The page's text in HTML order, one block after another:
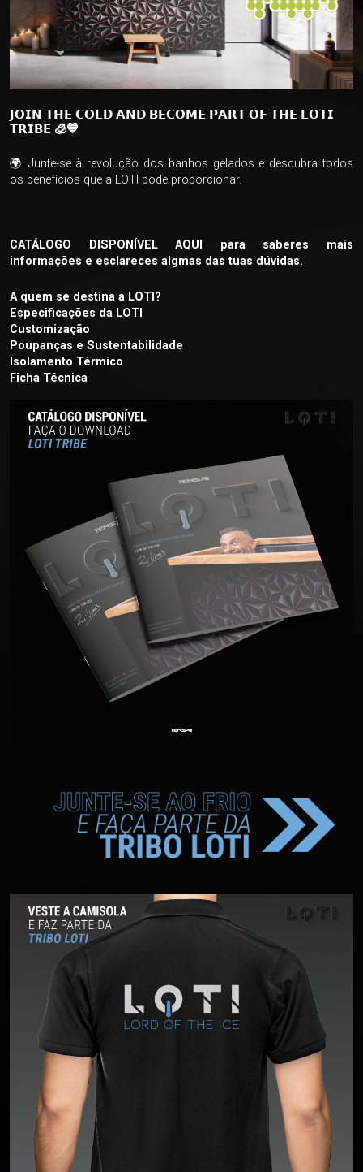
𝗝𝗢𝗜𝗡 𝗧𝗛𝗘 𝗖𝗢𝗟𝗗 𝗔𝗡𝗗 𝗕𝗘𝗖𝗢𝗠𝗘 𝗣𝗔𝗥𝗧 𝗢𝗙 𝗧𝗛𝗘 𝗟𝗢𝗧𝗜
𝗧𝗥𝗜𝗕𝗘 🧊💙
🌍 Junte-se à revolução dos banhos gelados e descubra todos
os benefícios que a LOTI pode proporcionar.
CATÁLOGO DISPONÍVEL AQUI
para saberes mais
informações e esclareces algmas das tuas dúvidas.
A quem se destina a LOTI?
Especificações da LOTI
Customização
Poupanças e Sustentabilidade
Isolamento Térmico
Ficha Técnica